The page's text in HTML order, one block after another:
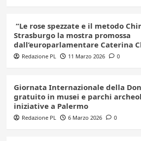
“Le rose spezzate e il metodo
Strasburgo la mostra promossa
dall’europarlamentare Caterina
Redazione PL 11 Marzo 2026 0
Giornata Internazionale della
gratuito in musei e parchi
iniziative a Palermo
Redazione PL 6 Marzo 2026 0